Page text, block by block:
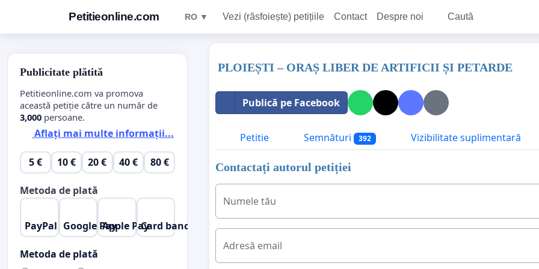
Petitieonline.com RO ▼ Vezi (răsfoiește) petițiile Contact Despre noi Caută
PLOIEȘTI – ORAȘ LIBER DE ARTIFICII ȘI PETARDE
Publică pe Facebook
Petitie Semnături 392 Vizibilitate suplimentară
Contactați autorul petiției
Numele tău
Adresă email
Publicitate plătită
Petitieonline.com va promova
această petiție către un număr de
3,000 persoane.
Aflați mai multe informații...
5 € 10 € 20 € 40 € 80 €
Metoda de plată
PayPal Google PayApple PayCard bancar
Metoda de plată